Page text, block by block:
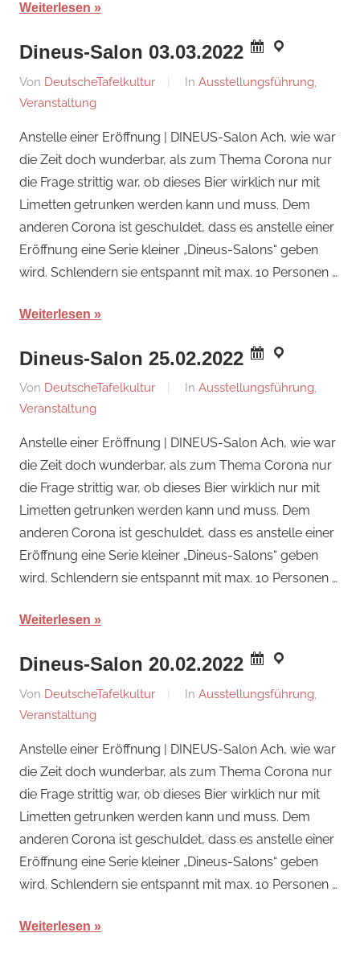
Weiterlesen
Dineus-Salon 03.03.2022
Am
19.
2022
Von DeutscheTafelkultur In Ausstellungsführung
Veranstaltung
Anstelle einer Eröffnung | DINEUS-Salon Ach, wie war
die Zeit doch wunderbar, als zum Thema Corona nur
die Frage strittig war, ob dieses Bier wirklich nur mit
Limetten getrunken werden kann und muss. Dem
anderen Corona ist geschuldet, dass es anstelle einer
Eröffnung eine Serie kleiner „Dineus-Salons“ geben
wird. Schlendern sie entspannt mit max. 10 Personen …
Weiterlesen
Dineus-Salon 25.02.2022
Am
19.
2022
Von DeutscheTafelkultur In Ausstellungsführung,
Veranstaltung
Anstelle einer Eröffnung | DINEUS-Salon Ach, wie war
die Zeit doch wunderbar, als zum Thema Corona nur
die Frage strittig war, ob dieses Bier wirklich nur mit
Limetten getrunken werden kann und muss. Dem
anderen Corona ist geschuldet, dass es anstelle einer
Eröffnung eine Serie kleiner „Dineus-Salons“ geben
wird. Schlendern sie entspannt mit max. 10 Personen …
Weiterlesen
Dineus-Salon 20.02.2022
Am
19.
2022
Von DeutscheTafelkultur In Ausstellungsführung
Veranstaltung
Anstelle einer Eröffnung | DINEUS-Salon Ach, wie war
die Zeit doch wunderbar, als zum Thema Corona nur
die Frage strittig war, ob dieses Bier wirklich nur mit
Limetten getrunken werden kann und muss. Dem
anderen Corona ist geschuldet, dass es anstelle einer
Eröffnung eine Serie kleiner „Dineus-Salons“ geben
wird. Schlendern sie entspannt mit max. 10 Personen …
Weiterlesen